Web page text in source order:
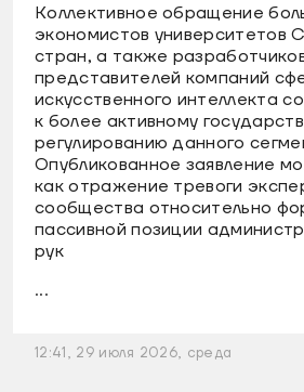
Коллективное обращение
экономистов университетов
стран, а также
представителей компаний
искусственного интеллекта
к более активному
регулированию данного
Опубликованное заявление
как отражение тревоги
сообщества относительно
пассивной позиции
рук
...
12:41, 29 июля 2026, среда